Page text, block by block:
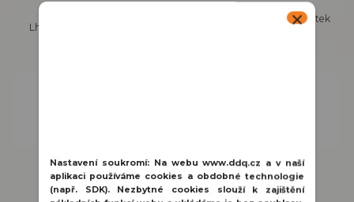
Lhůta pro prvotní hlášení
60 dnů po účinnosti (tj. začátek
Nastavení soukromí:
Na webu www.ddq.cz a v naší
aplikaci používáme cookies a obdobné technologie
(např. SDK). Nezbytné cookies slouží k zajištění